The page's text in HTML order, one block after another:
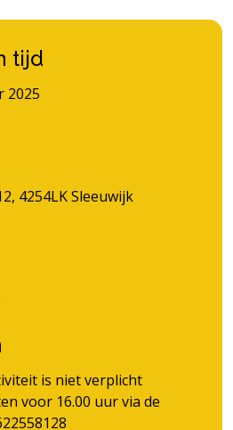
tijd
2025
4254LK Sleeuwijk
is niet verplicht
voor 16.00 uur via de